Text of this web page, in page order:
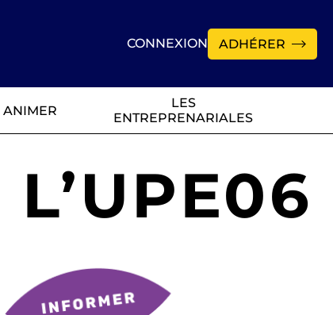
CONNEXION ADHÉRER
ANIMER
LES
ENTREPRENARIALES